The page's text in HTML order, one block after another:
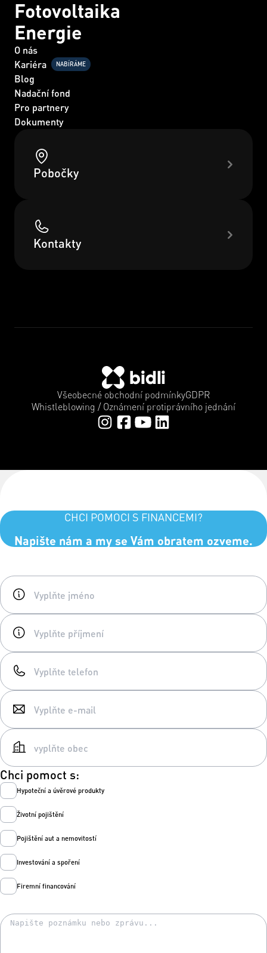
Fotovoltaika
Energie
O nás
Kariéra
NABÍRÁME
Blog
Nadační fond
Pro partnery
Dokumenty
Pobočky
Kontakty
Všeobecné obchodní podmínkyGDPR
Whistleblowing / Oznámení protiprávního jednání
CHCI POMOCI S FINANCEMI?
Napište nám a my se Vám obratem ozveme.
Chci pomoct s:
Hypoteční a úvěrové produkty
Životní pojištění
Pojištění aut a nemovitostí
Investování a spoření
Firemní financování